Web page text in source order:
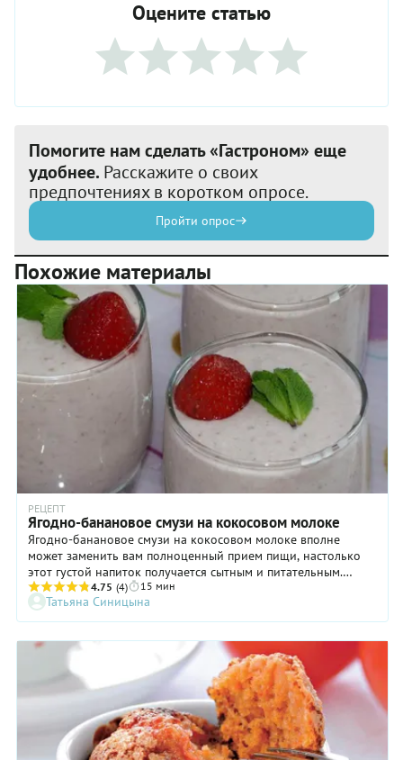
Оцените статью
Помогите нам сделать «Гастроном» еще
удобнее. Расскажите о своих
предпочтениях в коротком опросе.
Пройти опрос
Похожие материалы
РЕЦЕПТ
Ягодно-банановое смузи на кокосовом молоке
Ягодно-банановое смузи на кокосовом молоке вполне
может заменить вам полноценный прием пищи, настолько
этот густой напиток получается сытным и питательным.
Кстати, такой смузи отлично бодрит с утра: можно подать
его в качестве завтрака, который подарит запас энергии на
долгие часы. Единственное наставление — пейте смузи
свежеприготовленным: напиток быстро окисляется и теряет
часть витаминов, а также расслаивается. И при большой
необходимости храните не дольше 24 часов в закрытой
емкости в холодильнике.
4.75 (4) 15 мин
Татьяна Синицына